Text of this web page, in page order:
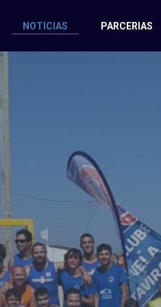
NOTICIAS PARCERIAS